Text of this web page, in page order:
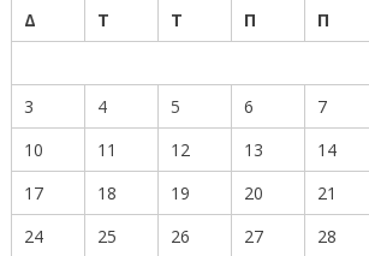
Δ
Τ Τ Π Π
3
4 5 6 7
10
11 12 13 14
17
18 19 20 21
24
25 26 27 28